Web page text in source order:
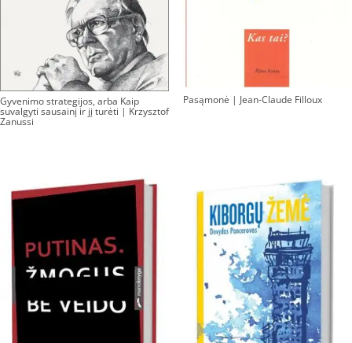
Gyvenimo strategijos, arba Kaip
suvalgyti sausainį ir jį turėti | Krzysztof
Zanussi
Pasąmonė | Jean-Claude Filloux